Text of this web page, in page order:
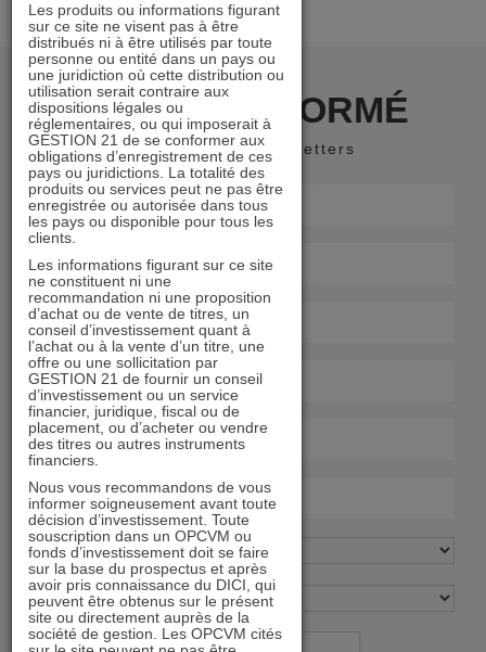
RESTER INFORMÉ
Recevoir nos newsletters
Les produits ou informations figurant
sur ce site ne visent pas à être
distribués ni à être utilisés par toute
personne ou entité dans un pays ou
une juridiction où cette distribution ou
utilisation serait contraire aux
dispositions légales ou
réglementaires, ou qui imposerait à
GESTION 21 de se conformer aux
obligations d’enregistrement de ces
pays ou juridictions. La totalité des
produits ou services peut ne pas être
enregistrée ou autorisée dans tous
les pays ou disponible pour tous les
clients.
Les informations figurant sur ce site
ne constituent ni une
recommandation ni une proposition
d’achat ou de vente de titres, un
conseil d’investissement quant à
l’achat ou à la vente d’un titre, une
offre ou une sollicitation par
GESTION 21 de fournir un conseil
d’investissement ou un service
financier, juridique, fiscal ou de
placement, ou d’acheter ou vendre
des titres ou autres instruments
financiers.
Nous vous recommandons de vous
informer soigneusement avant toute
décision d’investissement. Toute
souscription dans un OPCVM ou
fonds d’investissement doit se faire
sur la base du prospectus et après
avoir pris connaissance du DICI, qui
peuvent être obtenus sur le présent
site ou directement auprès de la
société de gestion. Les OPCVM cités